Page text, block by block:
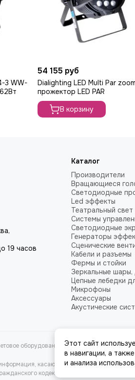
3 WW-
54 155 руб
Dialighting LED Multi Par zoom
прожектор LED PAR
В корзину
19 часов
Каталог
Производители
Вращающиеся
Светодиодные
Led эффекты
Театральный свет
Системы
Светодиодные
Генераторы
Сценические
Кабели и разъемы
Фермы и стойки
Зеркальные
Цепные лебедки
Микрофоны
Аксессуары
Акустические
оборудование в магазине
касающаяся характеристик,
кодекса РФ.
Этот сайт
в навигации, а
и анализа